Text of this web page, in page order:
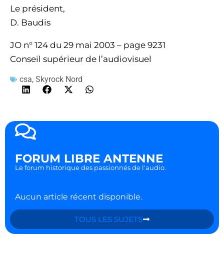
Le président,
D. Baudis
JO n° 124 du 29 mai 2003 – page 9231
Conseil supérieur de l’audiovisuel
csa, Skyrock Nord
FORUM LIBRE ANTENNE
Le forum historique des passionnés de l'audio.
Aucun article récent disponible.
TOUS LES SUJETS